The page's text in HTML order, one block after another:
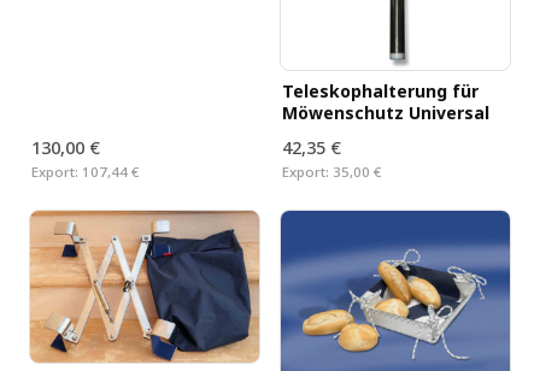
130,00 €
Export: 107,44 €
Teleskophalterung für
Möwenschutz Universal
42,35 €
Export: 35,00 €